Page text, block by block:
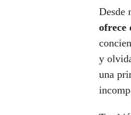
Desde
ofrece
y
una